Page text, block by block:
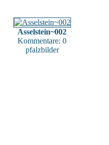
Asselstein~002
Kommentare: 0
pfalzbilder